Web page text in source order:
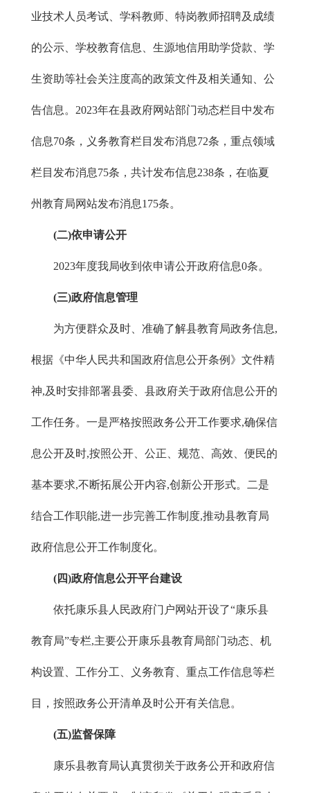
业技术人员考试、学科教师、特岗教师招聘及成绩
的公示、学校教育信息、生源地信用助学贷款、学
生资助等社会关注度高的政策文件及相关通知、公
告信息。2023年在县政府网站部门动态栏目中发布
信息70条，义务教育栏目发布消息72条，重点领域
栏目发布消息75条，共计发布信息238条，在临夏
州教育局网站发布消息175条。
(二)依申请公开
2023年度我局收到依申请公开政府信息0条。
(三)政府信息管理
为方便群众及时、准确了解县教育局政务信息,
根据《中华人民共和国政府信息公开条例》文件精
神,及时安排部署县委、县政府关于政府信息公开的
工作任务。一是严格按照政务公开工作要求,确保信
息公开及时,按照公开、公正、规范、高效、便民的
基本要求,不断拓展公开内容,创新公开形式。二是
结合工作职能,进一步完善工作制度,推动县教育局
政府信息公开工作制度化。
(四)政府信息公开平台建设
依托康乐县人民政府门户网站开设了“康乐县
教育局”专栏,主要公开康乐县教育局部门动态、机
构设置、工作分工、义务教育、重点工作信息等栏
目，按照政务公开清单及时公开有关信息。
(五)监督保障
康乐县教育局认真贯彻关于政务公开和政府信